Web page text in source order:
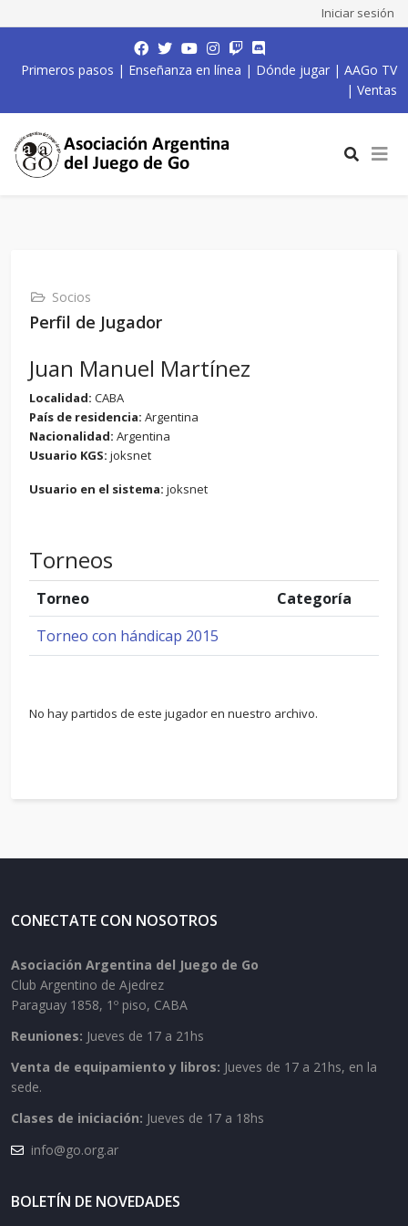
Iniciar sesión
Primeros pasos | Enseñanza en línea | Dónde jugar | AAGo TV
| Ventas
Socios
Perfil de Jugador
Juan Manuel Martínez
Localidad: CABA
País de residencia: Argentina
Nacionalidad: Argentina
Usuario KGS: joksnet
Usuario en el sistema: joksnet
Torneos
Torneo
Categoría
Torneo con hándicap 2015
No hay partidos de este jugador en nuestro archivo.
CONECTATE CON NOSOTROS
Asociación Argentina del Juego de Go
Club Argentino de Ajedrez
Paraguay 1858, 1º piso, CABA
Reuniones: Jueves de 17 a 21hs
Venta de equipamiento y libros: Jueves de 17 a 21hs, en la
sede.
Clases de iniciación: Jueves de 17 a 18hs
info@go.org.ar
BOLETÍN DE NOVEDADES